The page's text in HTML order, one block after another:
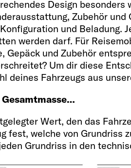
Design
Zubehör
und Beladung.
werden darf. Für
Gepäck und Zubehör
Um dir diese
deines Fahrzeugs aus
Wert, den das
fest, welche von
Grundriss in den